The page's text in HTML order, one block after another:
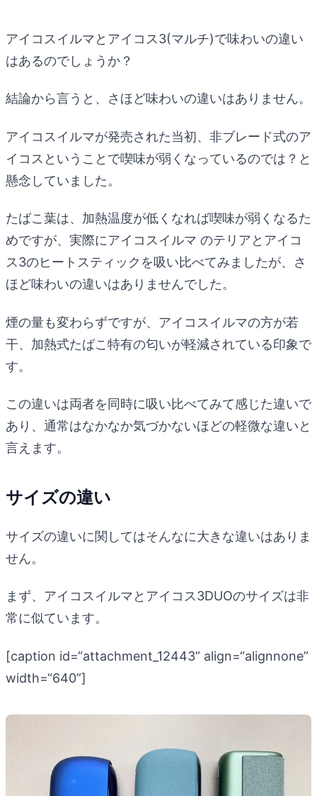
アイコスイルマとアイコス3(マルチ)で味わいの違い
はあるのでしょうか？
結論から言うと、さほど味わいの違いはありません。
アイコスイルマが発売された当初、非ブレード式のア
イコスということで喫味が弱くなっているのでは？と
懸念していました。
たばこ葉は、加熱温度が低くなれば喫味が弱くなるた
めですが、実際にアイコスイルマ のテリアとアイコ
ス3のヒートスティックを吸い比べてみましたが、さ
ほど味わいの違いはありませんでした。
煙の量も変わらずですが、アイコスイルマの方が若
干、加熱式たばこ特有の匂いが軽減されている印象で
す。
この違いは両者を同時に吸い比べてみて感じた違いで
あり、通常はなかなか気づかないほどの軽微な違いと
言えます。
サイズの違い
サイズの違いに関してはそんなに大きな違いはありま
せん。
まず、アイコスイルマとアイコス3DUOのサイズは非
常に似ています。
[caption id=“attachment_12443” align=“alignnone”
width=“640”]